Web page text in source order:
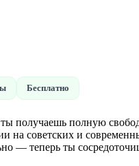
Бесплатно
полную
советских и
— теперь ты